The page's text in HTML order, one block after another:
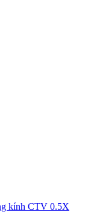
kính CTV 0.5X